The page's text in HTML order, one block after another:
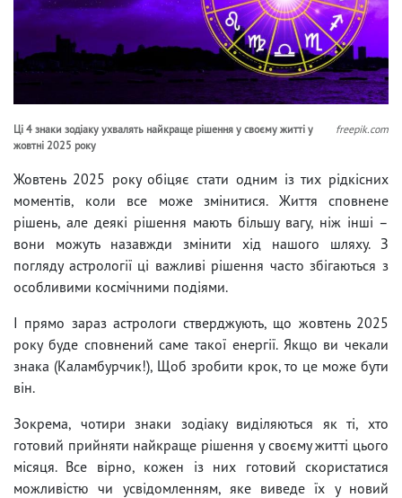
Ці 4 знаки зодіаку ухвалять найкраще рішення у своєму житті у
жовтні 2025 року
freepik.com
Жовтень 2025 року обіцяє стати одним із тих рідкісних
моментів, коли все може змінитися. Життя сповнене
рішень, але деякі рішення мають більшу вагу, ніж інші –
вони можуть назавжди змінити хід нашого шляху. З
погляду астрології ці важливі рішення часто збігаються з
особливими космічними подіями.
І прямо зараз астрологи стверджують, що жовтень 2025
року буде сповнений саме такої енергії. Якщо ви чекали
знака (Каламбурчик!), Щоб зробити крок, то це може бути
він.
Зокрема, чотири знаки зодіаку виділяються як ті, хто
готовий прийняти найкраще рішення у своєму житті цього
місяця. Все вірно, кожен із них готовий скористатися
можливістю чи усвідомленням, яке виведе їх у новий